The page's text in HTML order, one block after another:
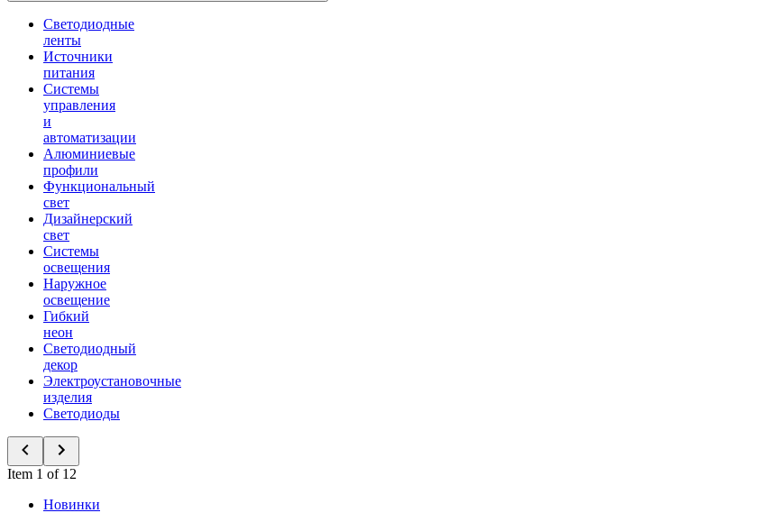
Светодиодные
ленты
Источники
питания
Системы
управления
и
автоматизации
Алюминиевые
профили
Функциональный
свет
Дизайнерский
свет
Системы
освещения
Наружное
освещение
Гибкий
неон
Светодиодный
декор
Электроустановочные
изделия
Светодиоды
Item 1 of 12
Новинки